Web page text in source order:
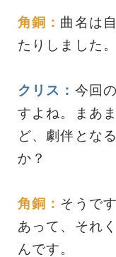
角銅： 曲名は
たりしました。
クリス： 今回
すよね。まあ
ど、劇伴とな
か？
角銅： そうで
あって、それ
んです。